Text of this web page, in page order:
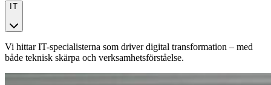
IT
Vi hittar IT-specialisterna som driver digital transformation – med
både teknisk skärpa och verksamhetsförståelse.